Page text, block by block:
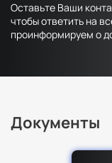
Оставьте Ваши
чтобы ответить на
проинформируем о
Документы